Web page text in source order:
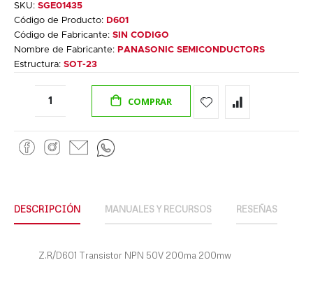
SKU: SGE01435
Código de Producto: D601
Código de Fabricante: SIN CODIGO
Nombre de Fabricante: PANASONIC SEMICONDUCTORS
Estructura: SOT-23
COMPRAR
DESCRIPCIÓN MANUALES Y RECURSOS RESEÑAS
Z.R/D601 Transistor NPN 50V 200ma 200mw